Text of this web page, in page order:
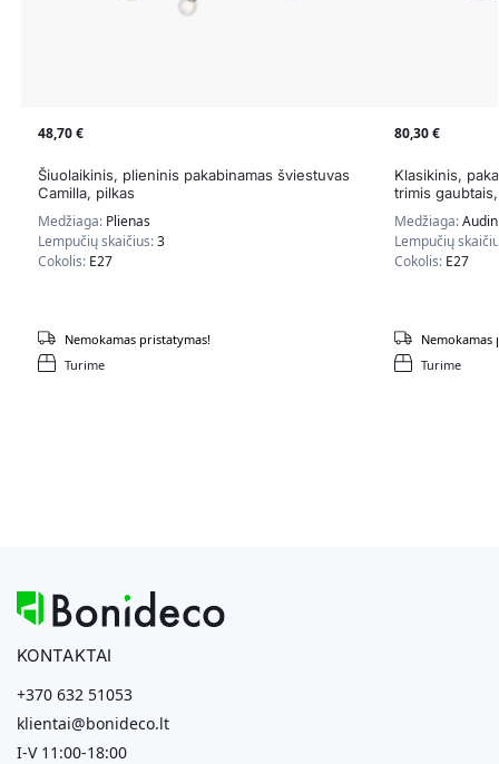
48,70€
Šiuolaikinis, plieninis pakabinamas šviestuvas
Camilla, pilkas
Medžiaga: Plienas
Lempučių skaičius:3
Cokolis: E27
Turime
Nemokamas pristatymas!
80,30€
Klasikinis,
trimis
Medžiaga:
Lempučių
Cokolis: E27
Turime
Nemokamas
KONTAKTAI
+370 632 51053
klientai@bonideco.lt
I-V 11:00-18:00